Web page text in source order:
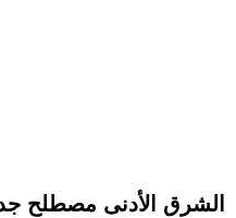
الشرق الأدنى مصطلح